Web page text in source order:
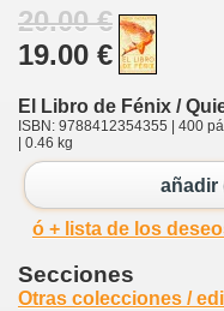
20.00 €
19.00 €
El Libro de Fénix /
ISBN: 9788412354355 | 400
| 0.46 kg
añadir
ó + lista de los
Secciones
Otras colecciones /